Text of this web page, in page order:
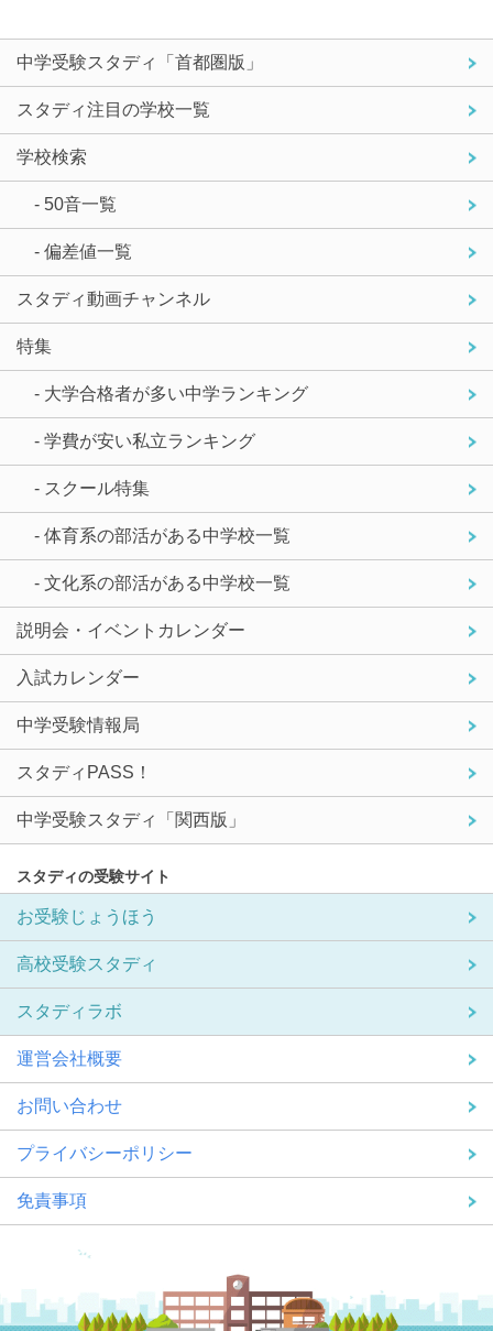
中学受験スタディ「首都圏版」
スタディ注目の学校一覧
学校検索
- 50音一覧
- 偏差値一覧
スタディ動画チャンネル
特集
- 大学合格者が多い中学ランキング
- 学費が安い私立ランキング
- スクール特集
- 体育系の部活がある中学校一覧
- 文化系の部活がある中学校一覧
説明会・イベントカレンダー
入試カレンダー
中学受験情報局
スタディPASS！
中学受験スタディ「関西版」
スタディの受験サイト
お受験じょうほう
高校受験スタディ
スタディラボ
運営会社概要
お問い合わせ
プライバシーポリシー
免責事項